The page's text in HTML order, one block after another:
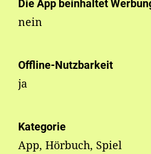
Die App beinhaltet
nein
Offline-Nutzbarkeit
ja
Kategorie
App, Hörbuch, Spiel